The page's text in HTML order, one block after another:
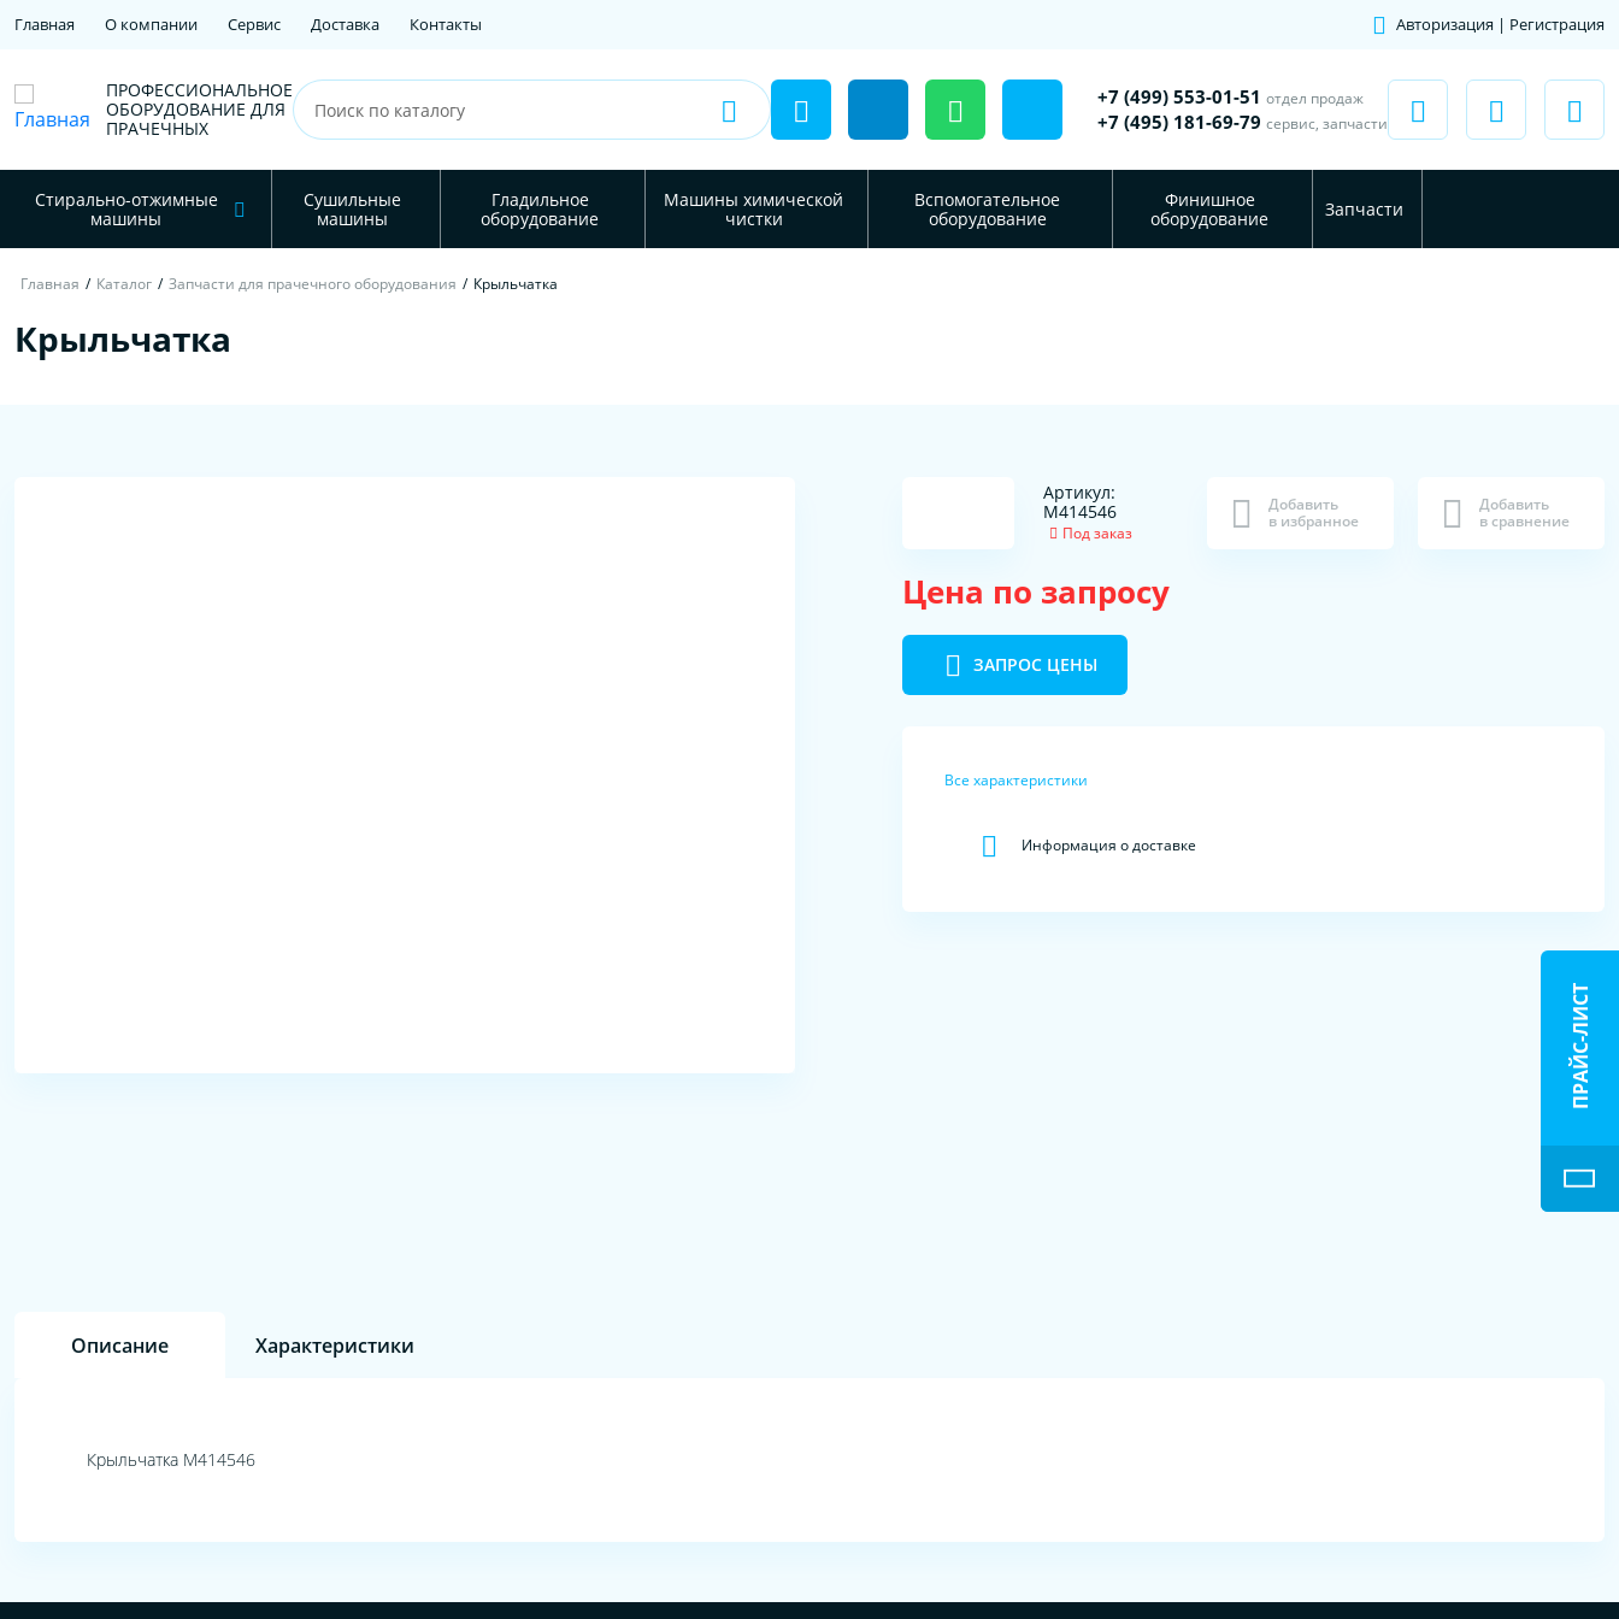
Главная О компании Сервис Доставка Контакты Авторизация | Регистрация
ПРОФЕССИОНАЛЬНОЕ
ОБОРУДОВАНИЕ ДЛЯ
ПРАЧЕЧНЫХ
+7 (499) 553-01-51 отдел продаж
+7 (495) 181-69-79 сервис, запчасти
Стирально-отжимные
машины
Сушильные
машины
Гладильное
оборудование
Машины химической
чистки
Вспомогательное
оборудование
Финишное
оборудование
Запчасти
Главная / Каталог / Запчасти для прачечного оборудования / Крыльчатка
Крыльчатка
Артикул:
М414546
Под заказ
Добавить
в избранное
Добавить
в сравнение
Цена по запросу
ЗАПРОС ЦЕНЫ
Все характеристики
Информация о доставке
Описание Характеристики
Крыльчатка М414546
ПРАЙС-ЛИСТ